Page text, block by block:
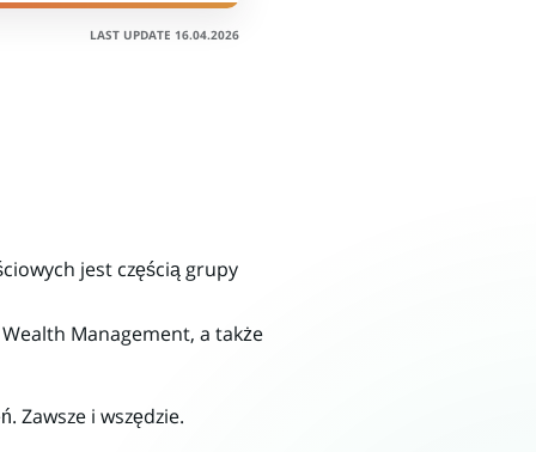
LAST UPDATE 16.04.2026
jest częścią grupy
Management, a także
Zawsze i wszędzie.